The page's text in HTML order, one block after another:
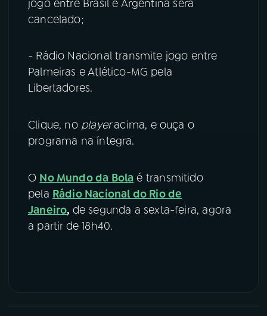
jogo entre Brasil e Argentina será
cancelado;
- Rádio Nacional transmite jogo entre
Palmeiras e Atlético-MG pela
Libertadores.
Clique, no playeracima, e ouça o
programa na íntegra.
O No Mundo da Bola é transmitido
pela Rádio Nacional do Rio de
Janeiro, de segunda a sexta-feira, agora
a partir de 18h40.